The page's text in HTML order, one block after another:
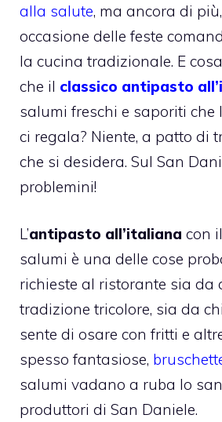
alla salute, ma ancora di
occasione delle feste
la cucina tradizionale. E
che il classico antipasto
salumi freschi e saporiti che
ci regala? Niente, a patto di
che si desidera. Sul San
problemini!
L’antipasto all’italiana con
salumi è una delle cose
richieste al ristorante sia da
tradizione tricolore, sia da
sente di osare con fritti e
spesso fantasiose,
salumi vadano a ruba lo
produttori di San Daniele.